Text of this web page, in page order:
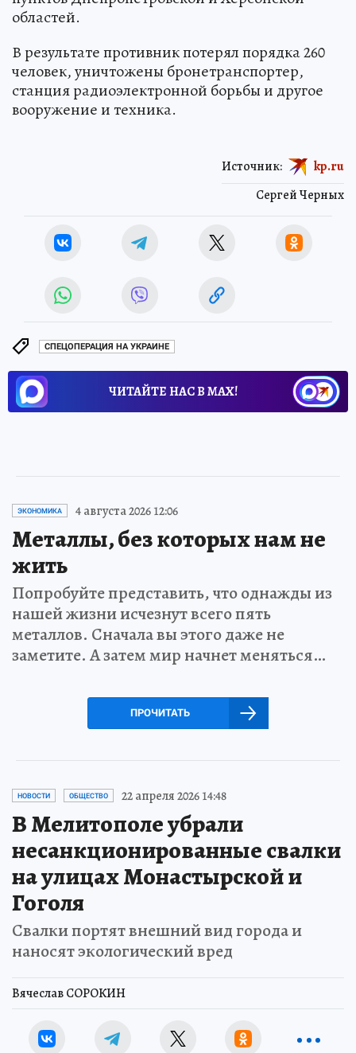
областей.
В результате противник потерял порядка 260
человек, уничтожены бронетранспортер,
станция радиоэлектронной борьбы и другое
вооружение и техника.
Сергей Черных
Источник: kp.ru
СПЕЦОПЕРАЦИЯ НА УКРАИНЕ
ЧИТАЙТЕ НАС В МАХ!
ЭКОНОМИКА 4 августа 2026 12:06
Металлы, без которых нам не
жить
Попробуйте представить, что однажды из
нашей жизни исчезнут всего пять
металлов. Сначала вы этого даже не
заметите. А затем мир начнет меняться…
ПРОЧИТАТЬ
НОВОСТИ ОБЩЕСТВО 22 апреля 2026 14:48
В Мелитополе убрали
несанкционированные свалки
на улицах Монастырской и
Гоголя
Свалки портят внешний вид города и
наносят экологический вред
Вячеслав СОРОКИН